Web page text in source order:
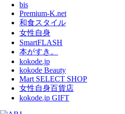
bis
Premium-K.net
和食スタイル
女性自身
SmartFLASH
本がすき。
kokode.jp
kokode Beauty
Mart SELECT SHOP
女性自身百貨店
kokode.jp GIFT